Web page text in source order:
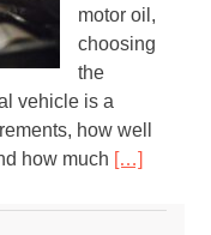
motor oil,
choosing
the
vehicle is a
how well
how much […]